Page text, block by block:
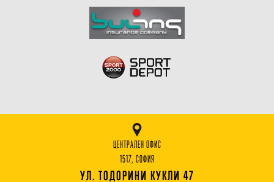
ЦЕНТРАЛЕН ОФИС
1517, СОФИЯ
УЛ. ТОДОРИНИ КУКЛИ 47